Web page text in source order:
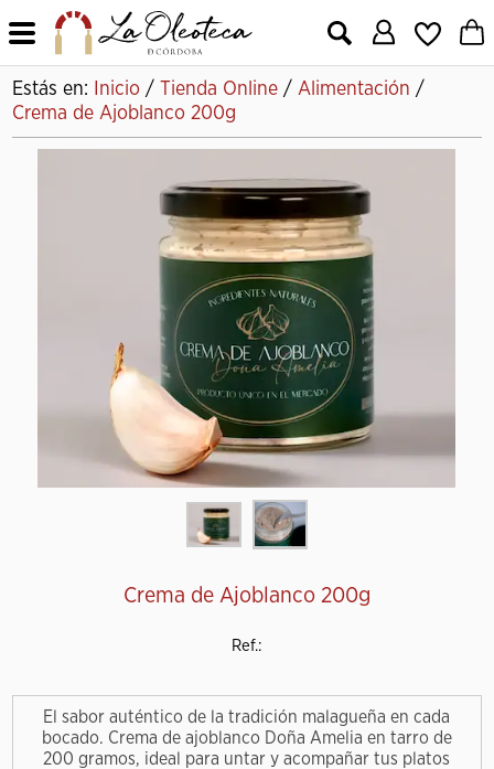
X
Estás en: Inicio / Tienda Online /Alimentación /
Crema de Ajoblanco 200g
Crema de Ajoblanco 200g
Ref.:
El sabor auténtico de la tradición malagueña en cada
bocado. Crema de ajoblanco Doña Amelia en tarro de
200 gramos, ideal para untar y acompañar tus platos